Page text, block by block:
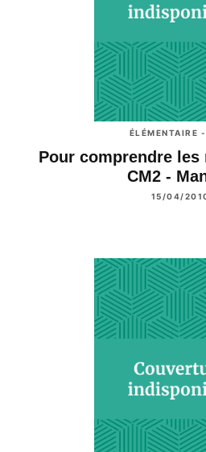
ÉLÉMENTAIRE
Pour comprendre les
CM2 -
15/04/